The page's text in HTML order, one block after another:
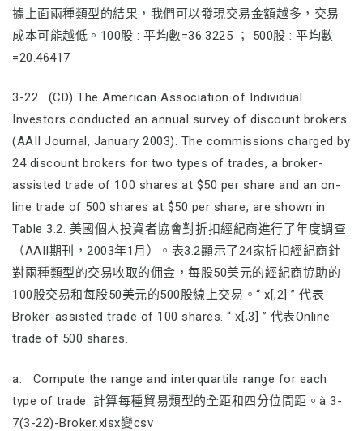
據上面兩種類型的結果，我們可以發現交易金額越多，交易
成本可能越低。100股 : 平均數=36.3225 ； 500股 : 平均數
=20.46417
3-22. (CD) The American Association of Individual
Investors conducted an annual survey of discount brokers
(AAII Journal, January 2003). The commissions charged by
24 discount brokers for two types of trades, a broker-
assisted trade of 100 shares at $50 per share and an on-
line trade of 500 shares at $50 per share, are shown in
Table 3.2. 美國個人投資者協會對折扣經紀商進行了年度調查
（AAII期刊，2003年1月）。表3.2顯示了24家折扣經紀商針
對兩種類型的交易收取的佣金，每股50美元的經紀商協助的
100股交易和每股50美元的500股線上交易。“ x[,2] ” 代表
Broker-assisted trade of 100 shares. “ x[,3] ” 代表Online
trade of 500 shares.
a. Compute the range and interquartile range for each
type of trade. 計算每種貿易類型的全距和四分位間距。à 3-
7(3-22)-Broker.xlsx變csv